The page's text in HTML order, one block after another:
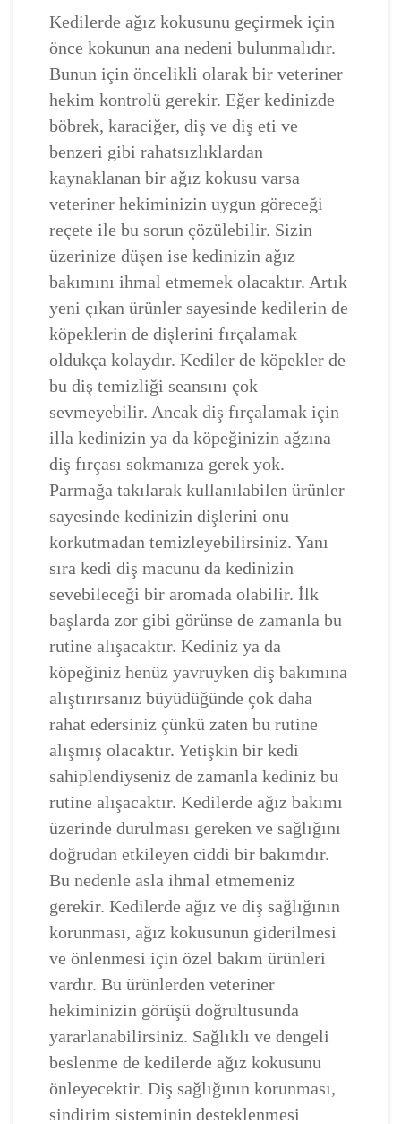
Kedilerde ağız kokusunu geçirmek için
önce kokunun ana nedeni bulunmalıdır.
Bunun için öncelikli olarak bir veteriner
hekim kontrolü gerekir. Eğer kedinizde
böbrek, karaciğer, diş ve diş eti ve
benzeri gibi rahatsızlıklardan
kaynaklanan bir ağız kokusu varsa
veteriner hekiminizin uygun göreceği
reçete ile bu sorun çözülebilir. Sizin
üzerinize düşen ise kedinizin ağız
bakımını ihmal etmemek olacaktır. Artık
yeni çıkan ürünler sayesinde kedilerin de
köpeklerin de dişlerini fırçalamak
oldukça kolaydır. Kediler de köpekler de
bu diş temizliği seansını çok
sevmeyebilir. Ancak diş fırçalamak için
illa kedinizin ya da köpeğinizin ağzına
diş fırçası sokmanıza gerek yok.
Parmağa takılarak kullanılabilen ürünler
sayesinde kedinizin dişlerini onu
korkutmadan temizleyebilirsiniz. Yanı
sıra kedi diş macunu da kedinizin
sevebileceği bir aromada olabilir. İlk
başlarda zor gibi görünse de zamanla bu
rutine alışacaktır. Kediniz ya da
köpeğiniz henüz yavruyken diş bakımına
alıştırırsanız büyüdüğünde çok daha
rahat edersiniz çünkü zaten bu rutine
alışmış olacaktır. Yetişkin bir kedi
sahiplendiyseniz de zamanla kediniz bu
rutine alışacaktır. Kedilerde ağız bakımı
üzerinde durulması gereken ve sağlığını
doğrudan etkileyen ciddi bir bakımdır.
Bu nedenle asla ihmal etmemeniz
gerekir. Kedilerde ağız ve diş sağlığının
korunması, ağız kokusunun giderilmesi
ve önlenmesi için özel bakım ürünleri
vardır. Bu ürünlerden veteriner
hekiminizin görüşü doğrultusunda
yararlanabilirsiniz. Sağlıklı ve dengeli
beslenme de kedilerde ağız kokusunu
önleyecektir. Diş sağlığının korunması,
sindirim sisteminin desteklenmesi